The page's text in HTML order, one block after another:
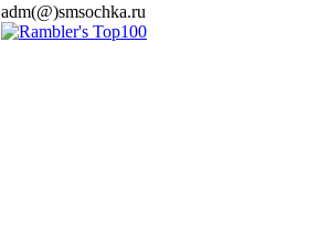
adm(@)smsochka.ru